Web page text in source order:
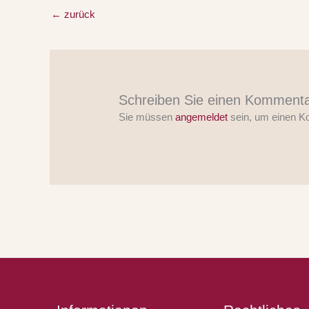
← zurück
Schreiben Sie einen
Sie müssenangemeldet sein, um einen